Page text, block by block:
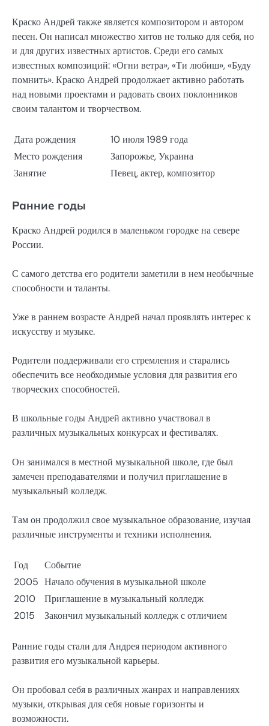
Краско Андрей также является композитором и автором
песен. Он написал множество хитов не только для себя, но
и для других известных артистов. Среди его самых
известных композиций: «Огни ветра», «Ти любиш», «Буду
помнить». Краско Андрей продолжает активно работать
над новыми проектами и радовать своих поклонников
своим талантом и творчеством.
Дата рождения
10 июля 1989 года
Место рождения
Запорожье, Украина
Занятие
Певец, актер, композитор
Ранние годы
Краско Андрей родился в маленьком городке на севере
России.
С самого детства его родители заметили в нем необычные
способности и таланты.
Уже в раннем возрасте Андрей начал проявлять интерес к
искусству и музыке.
Родители поддерживали его стремления и старались
обеспечить все необходимые условия для развития его
творческих способностей.
В школьные годы Андрей активно участвовал в
различных музыкальных конкурсах и фестивалях.
Он занимался в местной музыкальной школе, где был
замечен преподавателями и получил приглашение в
музыкальный колледж.
Там он продолжил свое музыкальное образование, изучая
различные инструменты и техники исполнения.
Год
Событие
2005 Начало обучения в музыкальной школе
2010
Приглашение в музыкальный колледж
2015
Закончил музыкальный колледж с отличием
Ранние годы стали для Андрея периодом активного
развития его музыкальной карьеры.
Он пробовал себя в различных жанрах и направлениях
музыки, открывая для себя новые горизонты и
возможности.